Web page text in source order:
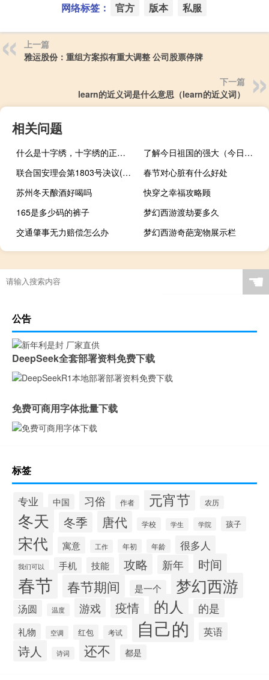
网络标签： 官方 版本 私服
上一篇
雅运股份：重组方案拟有重大调整 公司股票停牌
下一篇
learn的近义词是什么意思（learn的近义词）
相关问题
什么是十字绣，十字绣的正确绣法是怎样绣的？
了解今日祖国的强大（今日祖国的强大的资料）
联合国安理会第1803号决议(关于联合国安理会第1803号决议简述)
春节对心脏有什么好处
苏州冬天酿酒好喝吗
快穿之幸福攻略顾
165是多少码的裤子
梦幻西游渡劫要多久
交通肇事无力赔偿怎么办
梦幻西游奇葩宠物展示栏
☚
公告
DeepSeek全套部署资料免费下载
免费可商用字体批量下载
标签
专业 中国 习俗 作者 元宵节 农历
冬天 冬季 唐代 学校 学生 学院 孩子
宋代 寓意 工作 年初 年龄 很多人
我们可以 手机 技能 攻略 新年 时间
春节 春节期间 是一个 梦幻西游
汤圆 温度 游戏 疫情 的人 的是
礼物 空调 红包 考试 自己的 英语
诗人 诗词 还不 都是